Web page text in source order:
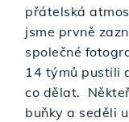
přátelská
jsme prvně
společné
14 týmů pustili
co dělat.
buňky a seděli